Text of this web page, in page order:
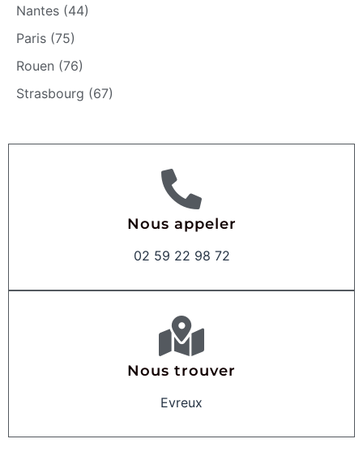
Nantes (44)
Paris (75)
Rouen (76)
Strasbourg (67)
Nous appeler
02 59 22 98 72
Nous trouver
Evreux